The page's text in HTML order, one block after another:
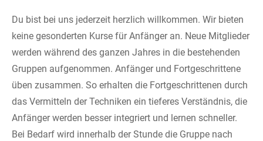
Du bist bei uns jederzeit herzlich willkommen. Wir bieten
keine gesonderten Kurse für Anfänger an. Neue Mitglieder
werden während des ganzen Jahres in die bestehenden
Gruppen aufgenommen. Anfänger und Fortgeschrittene
üben zusammen. So erhalten die Fortgeschrittenen durch
das Vermitteln der Techniken ein tieferes Verständnis, die
Anfänger werden besser integriert und lernen schneller.
Bei Bedarf wird innerhalb der Stunde die Gruppe nach